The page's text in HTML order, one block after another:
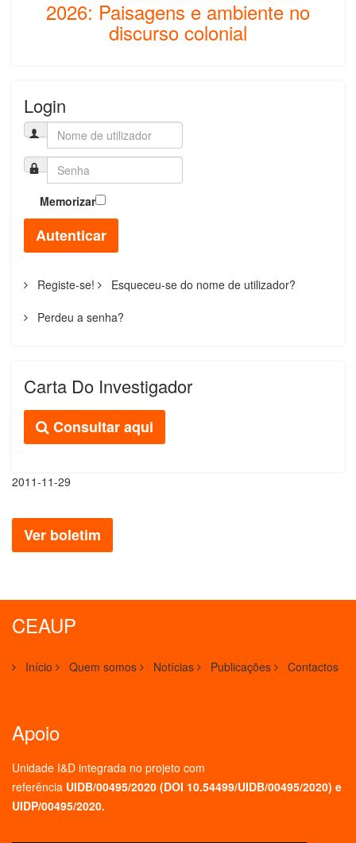
2026: Paisagens e ambiente no
discurso colonial
Login
Memorizar
Autenticar
Registe-se! Esqueceu-se do nome de utilizador?
Perdeu a senha?
Carta Do Investigador
Consultar aqui
2011-11-29
Ver boletim
CEAUP
Início Quem somos Notícias Publicações Contactos
Apoio
Unidade I&D integrada no projeto com
referência UIDB/00495/2020 (DOI 10.54499/UIDB/00495/2020) e
UIDP/00495/2020.